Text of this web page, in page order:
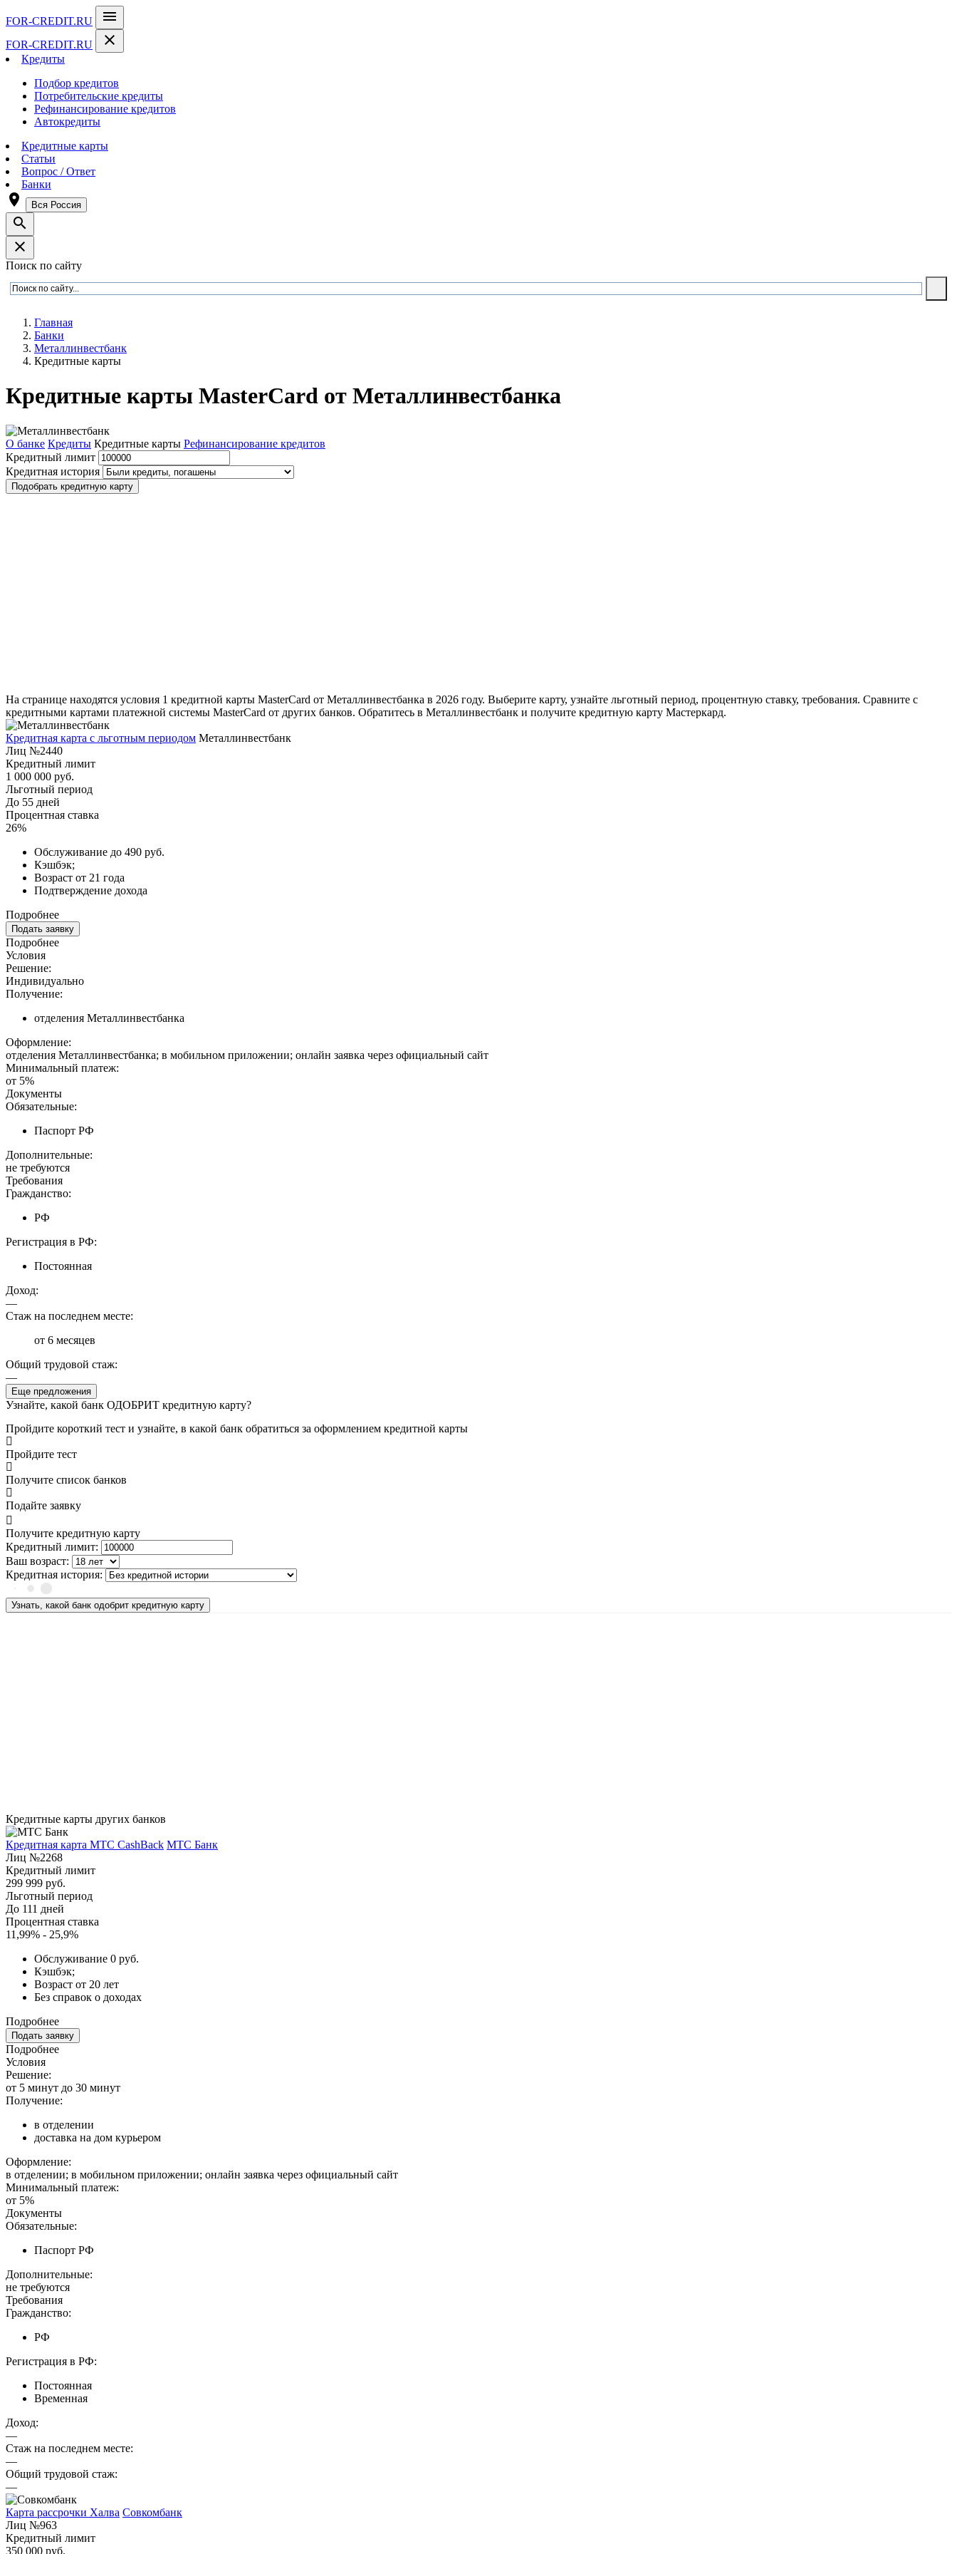
FOR-CREDIT.RU menu
FOR-CREDIT.RU close
Кредиты
Подбор кредитов
Потребительские кредиты
Рефинансирование кредитов
Автокредиты
Кредитные карты
Статьи
Вопрос / Ответ
Банки
room Вся Россия
search
close
Поиск по сайту
Главная
Банки
Металлинвестбанк
Кредитные карты
Кредитные карты MasterCard от Металлинвестбанка
О банке Кредиты Кредитные карты Рефинансирование кредитов
Кредитный лимит
Кредитная история
Подобрать кредитную карту
На странице находятся условия 1 кредитной карты MasterCard от Металлинвестбанка в 2026 году. Выберите карту, узнайте льготный период, процентную ставку, требования. Сравните с
кредитными картами платежной системы MasterCard от других банков. Обратитесь в Металлинвестбанк и получите кредитную карту Мастеркард.
Кредитная карта с льготным периодом Металлинвестбанк
Лиц №2440
Кредитный лимит
1 000 000 руб.
Льготный период
До 55 дней
Процентная ставка
26%
Обслуживание до 490 руб.
Кэшбэк;
Возраст от 21 года
Подтверждение дохода
Подробнее
Подать заявку
Подробнее
Условия
Решение:
Индивидуально
Получение:
отделения Металлинвестбанка
Оформление:
отделения Металлинвестбанка; в мобильном приложении; онлайн заявка через официальный сайт
Минимальный платеж:
от 5%
Документы
Обязательные:
Паспорт РФ
Дополнительные:
не требуются
Требования
Гражданство:
РФ
Регистрация в РФ:
Постоянная
Доход:
—
Стаж на последнем месте:
от 6 месяцев
Общий трудовой стаж:
—
Еще предложения
Узнайте, какой банк ОДОБРИТ кредитную карту?
Пройдите короткий тест и узнайте, в какой банк обратиться за оформлением кредитной карты
Пройдите тест
Получите список банков
Подайте заявку
Получите кредитную карту
Кредитный лимит:
Ваш возраст:
Кредитная история:
Узнать, какой банк одобрит кредитную карту
Кредитные карты других банков
Кредитная карта МТС CashBack МТС Банк
Лиц №2268
Кредитный лимит
299 999 руб.
Льготный период
До 111 дней
Процентная ставка
11,99% - 25,9%
Обслуживание 0 руб.
Кэшбэк;
Возраст от 20 лет
Без справок о доходах
Подробнее
Подать заявку
Подробнее
Условия
Решение:
от 5 минут до 30 минут
Получение:
в отделении
доставка на дом курьером
Оформление:
в отделении; в мобильном приложении; онлайн заявка через официальный сайт
Минимальный платеж:
от 5%
Документы
Обязательные:
Паспорт РФ
Дополнительные:
не требуются
Требования
Гражданство:
РФ
Регистрация в РФ:
Постоянная
Временная
Доход:
—
Стаж на последнем месте:
—
Общий трудовой стаж:
—
Карта рассрочки Халва Совкомбанк
Лиц №963
Кредитный лимит
350 000 руб.